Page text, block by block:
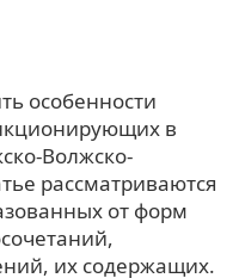
особенности
в
Волжско-
рассматриваются
от форм
их содержащих.